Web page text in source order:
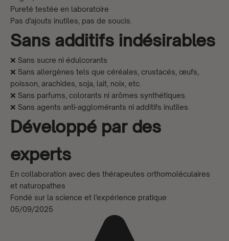
Pureté testée en laboratoire
Pas d'ajouts inutiles, pas de soucis.
Sans additifs indésirables
❌ Sans sucre ni édulcorants
❌ Sans allergènes tels que céréales, crustacés, œufs,
poisson, arachides, soja, lait, noix, etc.
❌ Sans parfums, colorants ni arômes synthétiques.
❌ Sans agents anti-agglomérants ni additifs inutiles.
Développé par des
experts
En collaboration avec des thérapeutes orthomoléculaires
et naturopathes
Fondé sur la science et l'expérience pratique
05/09/2025